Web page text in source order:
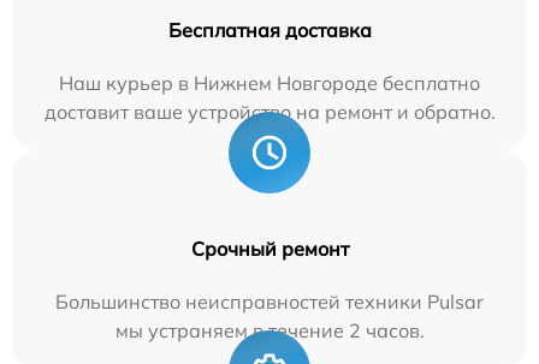
Бесплатная доставка
Наш курьер в Нижнем Новгороде бесплатно
доставит ваше устройство на ремонт и обратно.
Срочный ремонт
Большинство неисправностей техники Pulsar
мы устраняем в течение 2 часов.